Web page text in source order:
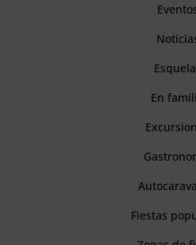
En
Fiestas